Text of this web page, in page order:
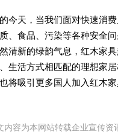
天，当我们面对快速消费
、食品、污染等各种安全
清新的绿韵气息，红木家
生活方式相匹配的理想家
将吸引更多国人加入红木
内容为本网站转载企业宣传资